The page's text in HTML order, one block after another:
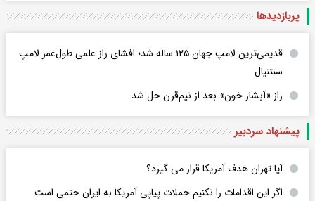
پربازدید‌ها
قدیمی‌ترین لامپ جهان ۱۲۵ ساله شد؛ افشای راز علمی طول‌عمر لامپ
سنتنیال
راز «آبشار خون» بعد از نیم‌قرن حل شد
پیشنهاد سردبیر
آیا تهران هدف آمریکا قرار می گیرد؟
اگر این اقدامات را نکنیم حملات پیاپی آمریکا به ایران حتمی است